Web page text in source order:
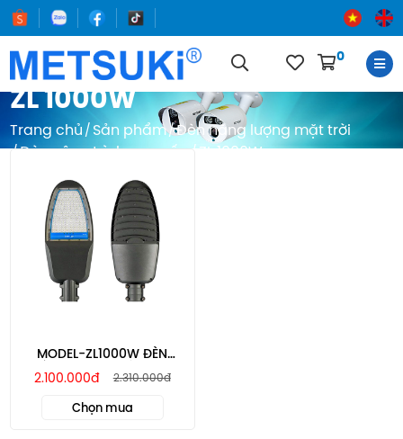
0
ZL 1000W
Trang chủ Sản phẩm Đèn năng lượng mặt trời
Đèn công trình cao cấp ZL 1000W
MODEL-ZL1000W ĐÈN
CẤP MTSOLAR
2.100.000đ 2.310.000đ
Chọn mua